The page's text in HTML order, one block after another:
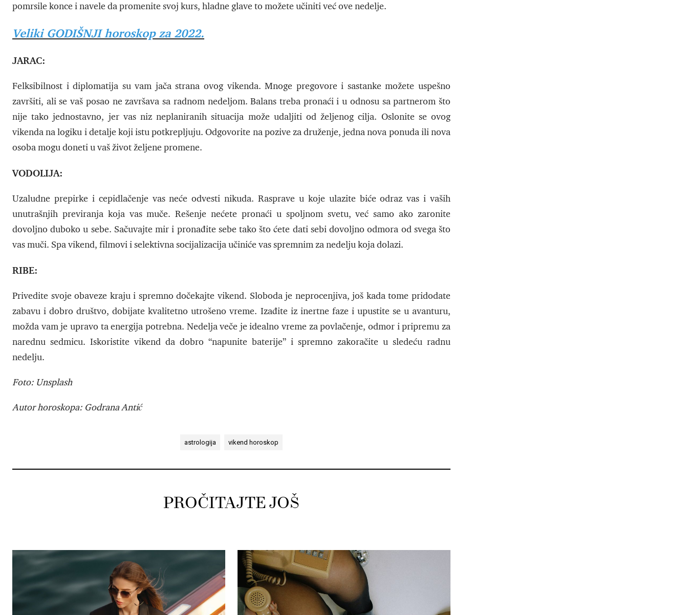
pomrsile konce i navele da promenite svoj kurs, hladne glave to možete učiniti već ove nedelje.
Veliki GODIŠNJI horoskop za 2022.
JARAC:
Felksibilnost i diplomatija su vam jača strana ovog vikenda. Mnoge pregovore i sastanke možete uspešno
završiti, ali se vaš posao ne završava sa radnom nedeljom. Balans treba pronaći i u odnosu sa partnerom što
nije tako jednostavno, jer vas niz neplaniranih situacija može udaljiti od željenog cilja. Oslonite se ovog
vikenda na logiku i detalje koji istu potkrepljuju. Odgovorite na pozive za druženje, jedna nova ponuda ili nova
osoba mogu doneti u vaš život željene promene.
VODOLIJA:
Uzaludne prepirke i cepidlačenje vas neće odvesti nikuda. Rasprave u koje ulazite biće odraz vas i vaših
unutrašnjih previranja koja vas muče. Rešenje nećete pronaći u spoljnom svetu, već samo ako zaronite
dovoljno duboko u sebe. Sačuvajte mir i pronađite sebe tako što ćete dati sebi dovoljno odmora od svega što
vas muči. Spa vikend, filmovi i selektivna socijalizacija učiniće vas spremnim za nedelju koja dolazi.
RIBE:
Privedite svoje obaveze kraju i spremno dočekajte vikend. Sloboda je neprocenjiva, još kada tome pridodate
zabavu i dobro društvo, dobijate kvalitetno utrošeno vreme. Izađite iz inertne faze i upustite se u avanturu,
možda vam je upravo ta energija potrebna. Nedelja veče je idealno vreme za povlačenje, odmor i pripremu za
narednu sedmicu. Iskoristite vikend da dobro “napunite baterije” i spremno zakoračite u sledeću radnu
nedelju.
Foto: Unsplash
Autor horoskopa: Godrana Antić
astrologija vikend horoskop
PROČITAJTE JOŠ